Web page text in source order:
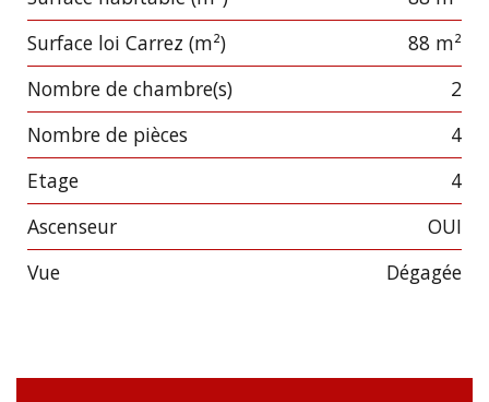
Surface loi Carrez (m²)
88 m²
Nombre de chambre(s)
2
Nombre de pièces
4
Etage
4
Ascenseur
OUI
Vue
dégagée